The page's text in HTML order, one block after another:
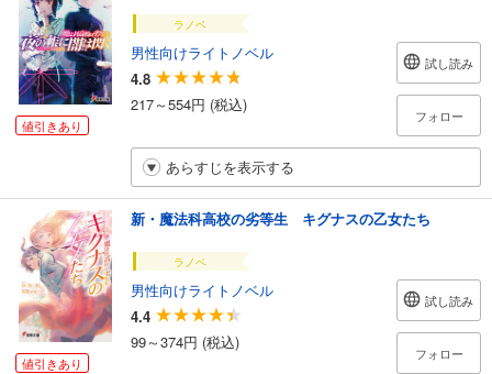
値引きあり
ラノベ
男性向けライトノベル
4.8
217～554円 (税込)
試し読み
フォロー
あらすじを表示する
値引きあり
新・魔法科高校の劣等生 キグナスの乙女たち
ラノベ
男性向けライトノベル
4.4
99～374円 (税込)
試し読み
フォロー